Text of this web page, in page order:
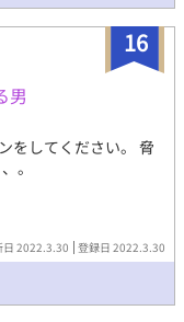
の最大のライバルだっ
ジネスではライバ
そして100億のマネ
は否応なく加速して
て、世界中に言いた
専務の“目覚め”。
ネス×ラブロマンス。
の専務だったので、
点）投稿しました。
16
男
をしてください。 脅
。
日 2022.3.30 登録日 2022.3.30